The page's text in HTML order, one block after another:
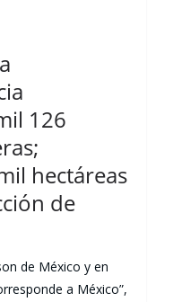
126
hectáreas
de
de México y en
a México”,